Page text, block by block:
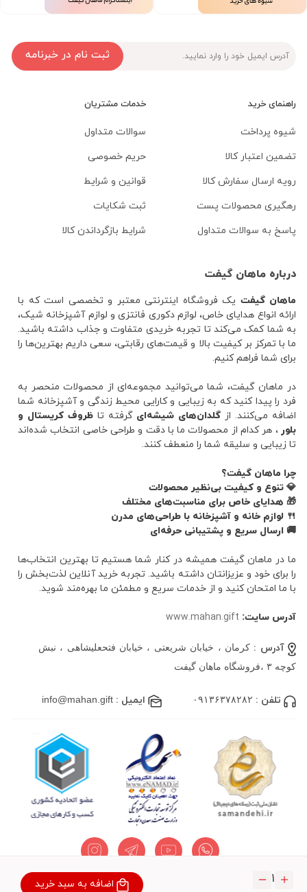
۱ اضافه به سبد خرید
ثبت نام در خبرنامه
راهنمای خرید
شیوه پرداخت
تضمین اعتبار کالا
رویه ارسال سفارش کالا
رهگیری محصولات پست
پاسخ به سوالات متداول
خدمات مشتریان
سوالات متداول
حریم خصوصی
قوانین و شرایط
ثبت شکایات
شرایط بازگرداندن کالا
درباره ماهان گیفت
ماهان گیفت یک فروشگاه اینترنتی معتبر و تخصصی است که با
ارائه انواع هدایای خاص، لوازم دکوری فانتزی و لوازم آشپزخانه شیک،
به شما کمک می‌کند تا تجربه خریدی متفاوت و جذاب داشته باشید.
ما با تمرکز بر کیفیت بالا و قیمت‌های رقابتی، سعی داریم بهترین‌ها را
برای شما فراهم کنیم.
در ماهان گیفت، شما می‌توانید مجموعه‌ای از محصولات منحصر به
فرد را پیدا کنید که به زیبایی و کارایی محیط زندگی و آشپزخانه شما
اضافه می‌کنند. از گلدان‌های شیشه‌ایگرفته تاظروف کریستال و
بلور، هر کدام از محصولات ما با دقت و طراحی خاصی انتخاب شده‌اند
تا زیبایی و سلیقه شما را منعطف کنند.
چرا ماهان گیفت؟
💎 تنوع و کیفیت بی‌نظیر محصولات
🎁 هدایای خاص برای مناسبت‌های مختلف
🍴 لوازم خانه و آشپزخانه با طراحی‌های مدرن
🚚 ارسال سریع و پشتیبانی حرفه‌ای
ما در ماهان گیفت همیشه در کنار شما هستیم تا بهترین انتخاب‌ها
را برای خود و عزیزانتان داشته باشید. تجربه خرید آنلاین لذت‌بخش را
با ما امتحان کنید و از خدمات سریع و مطمئن ما بهره‌مند شوید.
آدرس سایت: www.mahan.gift
آدرس :کرمان ، خیابان شریعتی ، خیابان فتحعلیشاهی ، نبش
کوچه ۳ ،فروشگاه ماهان گیفت
تلفن : ۰۹۱۳۶۳۷۸۲۸۲ ایمیل : info@mahan.gift